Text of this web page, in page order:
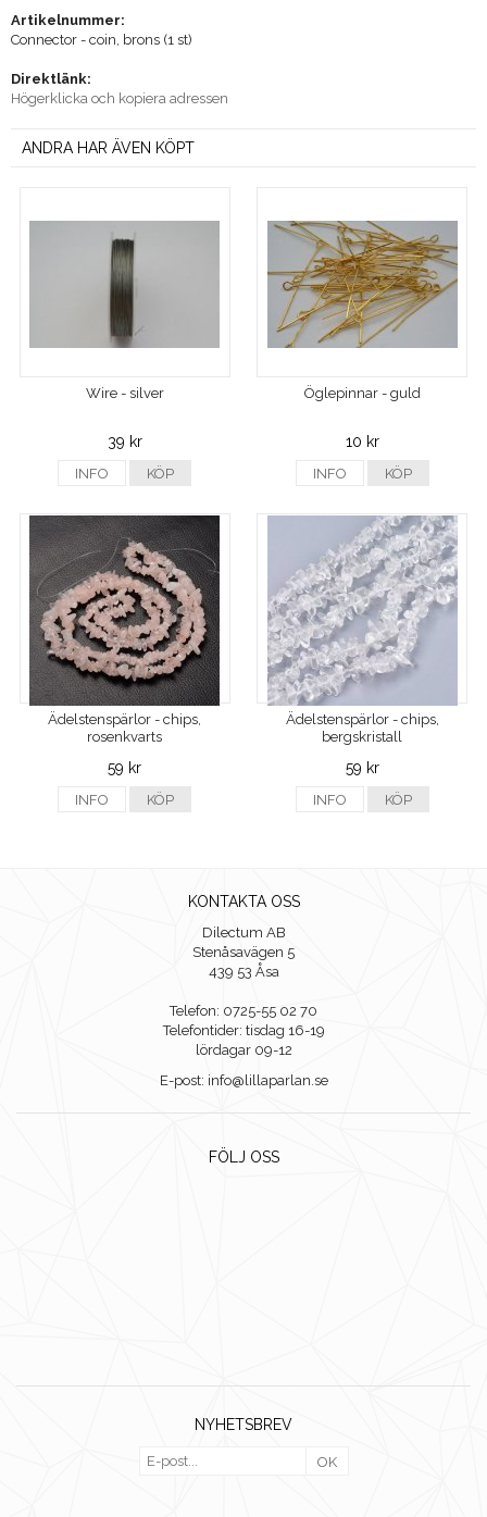
Artikelnummer:
Connector - coin, brons (1 st)
Direktlänk:
Högerklicka och kopiera adressen
ANDRA HAR ÄVEN KÖPT
Wire - silver
39 kr
INFO KÖP
Öglepinnar - guld
10 kr
INFO KÖP
Ädelstenspärlor - chips,
rosenkvarts
59 kr
INFO KÖP
Ädelstenspärlor - chips,
bergskristall
59 kr
INFO KÖP
KONTAKTA OSS
Dilectum AB
Stenåsavägen 5
439 53 Åsa
Telefon: 0725-55 02 70
Telefontider: tisdag 16-19
lördagar 09-12
E-post: info@lillaparlan.se
FÖLJ OSS
NYHETSBREV
OK